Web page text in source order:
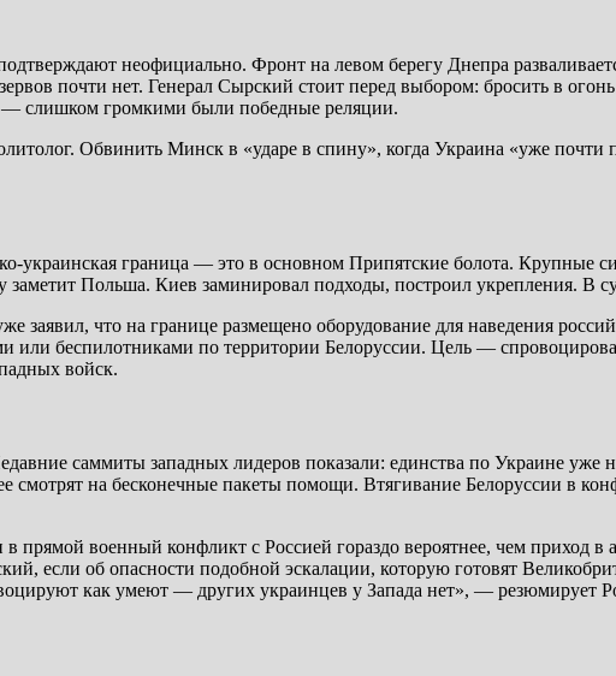
неофициально. Фронт на левом берегу Днепра
почти нет. Генерал Сырский стоит перед выбором: бросить в
— слишком громкими были победные реляции.
Обвинить Минск в «ударе в спину», когда Украина «уже
украинская граница — это в основном Припятские болота. Крупные
Польша. Киев заминировал подходы, построил укрепления. В
заявил, что на границе размещено оборудование для наведения
или беспилотниками по территории Белоруссии. Цель —
войск.
саммиты западных лидеров показали: единства по Украине уже
смотрят на бесконечные пакеты помощи. Втягивание Белоруссии в
прямой военный конфликт с Россией гораздо вероятнее, чем приход
если об опасности подобной эскалации, которую готовят
как умеют — других украинцев у Запада нет», — резюмирует